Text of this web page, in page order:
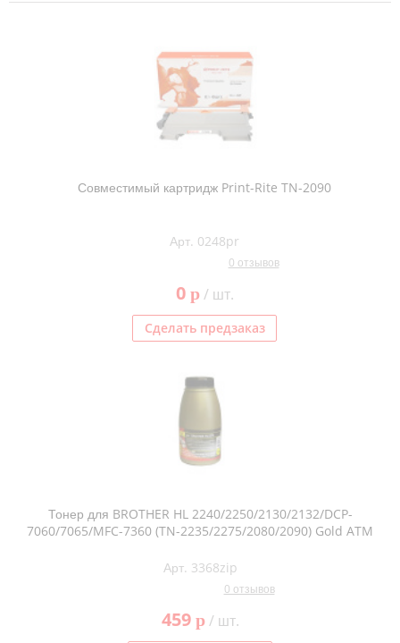
Совместимый картридж Print-Rite TN-2090
Арт. 0248pr
0 отзывов
0 p/ шт.
Сделать предзаказ
Тонер для BROTHER HL 2240/2250/2130/2132/DCP-
7060/7065/MFC-7360 (TN-2235/2275/2080/2090) Gold ATM
Арт. 3368zip
0 отзывов
459 p/ шт.